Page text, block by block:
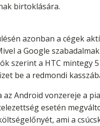
birtoklására.
azonban a cégek
a Google
szerint a HTC
be a redmondi
Android vonzereje a
esetén
ami a